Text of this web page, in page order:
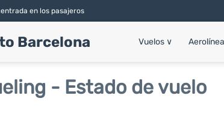
en los pasajeros
Barcelona Vuelos ∨
- Estado de vuelo